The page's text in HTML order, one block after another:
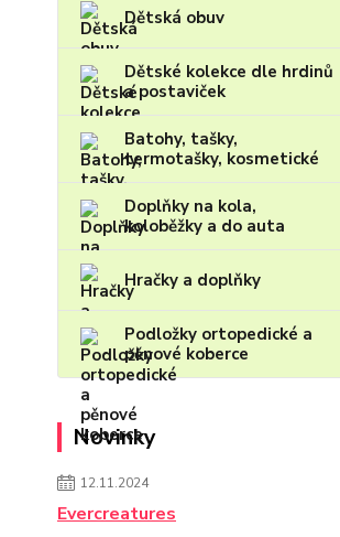
Dětská obuv
Dětské kolekce dle hrdinů
a postaviček
Batohy, tašky,
termotašky, kosmetické
Doplňky na kola,
koloběžky a do auta
Hračky a doplňky
Podložky ortopedické a
pěnové koberce
Novinky
12.11.2024
Evercreatures